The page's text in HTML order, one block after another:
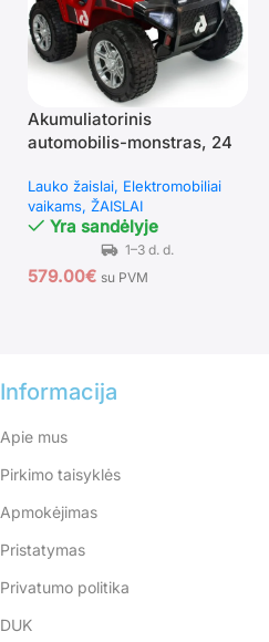
Akumuliatorinis
automobilis-monstras, 24
Lauko žaislai Elektromobiliai
vaikams ŽAISLAI
Yra sandėlyje
579.00€ su PVM
Informacija
Apie mus
Pirkimo taisyklės
Apmokėjimas
Pristatymas
Privatumo politika
DUK